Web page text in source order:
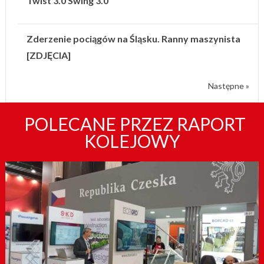
Zderzenie pociągów na Śląsku. Ranny maszynista
[ZDJĘCIA]
Następne »
POLECANE PRZEZ RAPORT
KOLEJOWY